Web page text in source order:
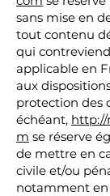
sans mise en
tout contenu
qui
applicable en
aux
protection des
échéant, http://
m se réserve
de mettre en
civile et/ou
notamment en